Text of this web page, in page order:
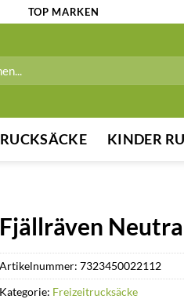
TOP MARKEN
KINDER
Fjällräven
Artikelnummer: 7323450022112
Kategorie: Freizeitrucksäcke